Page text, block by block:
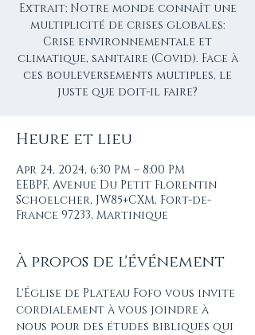
Extrait: Notre monde connaît une
multiplicité de crises globales:
Crise environnementale et
climatique, sanitaire (Covid). Face à
ces bouleversements multiples, le
juste que doit-il faire?
Heure et lieu
Apr 24, 2024, 6:30 PM – 8:00 PM
EEBPF, Avenue Du Petit Florentin
Schoelcher, JW85+CXM, Fort-de-
France 97233, Martinique
À propos de l'événement
L'Église de Plateau Fofo vous invite
cordialement à vous joindre à
nous pour des études bibliques qui